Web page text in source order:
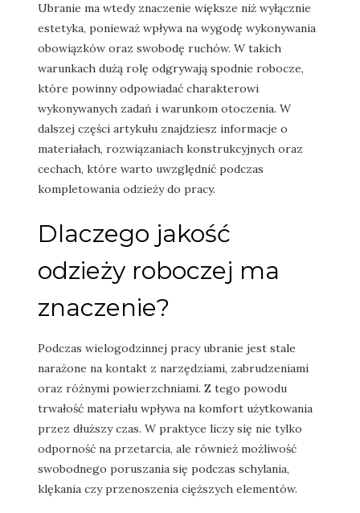
Ubranie ma wtedy znaczenie większe niż wyłącznie
estetyka, ponieważ wpływa na wygodę wykonywania
obowiązków oraz swobodę ruchów. W takich
warunkach dużą rolę odgrywają spodnie robocze,
które powinny odpowiadać charakterowi
wykonywanych zadań i warunkom otoczenia. W
dalszej części artykułu znajdziesz informacje o
materiałach, rozwiązaniach konstrukcyjnych oraz
cechach, które warto uwzględnić podczas
kompletowania odzieży do pracy.
Dlaczego jakość
odzieży roboczej ma
znaczenie?
Podczas wielogodzinnej pracy ubranie jest stale
narażone na kontakt z narzędziami, zabrudzeniami
oraz różnymi powierzchniami. Z tego powodu
trwałość materiału wpływa na komfort użytkowania
przez dłuższy czas. W praktyce liczy się nie tylko
odporność na przetarcia, ale również możliwość
swobodnego poruszania się podczas schylania,
klękania czy przenoszenia cięższych elementów.